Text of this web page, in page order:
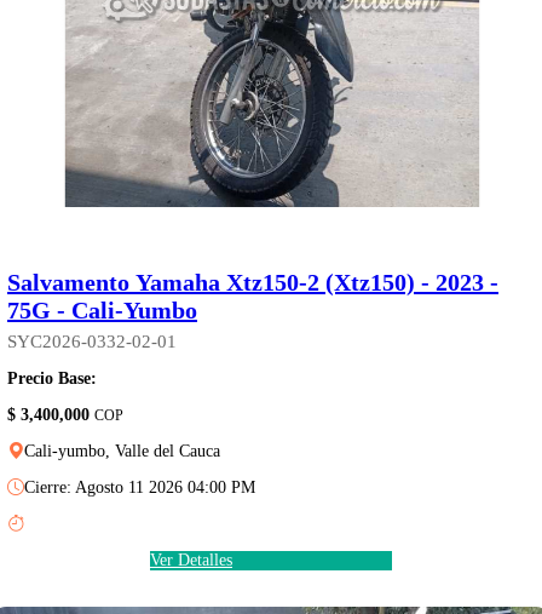
Salvamento Yamaha Xtz150-2 (Xtz150) - 2023 -
75G - Cali-Yumbo
SYC2026-0332-02-01
Precio Base:
$ 3,400,000 COP
Cali-yumbo, Valle del Cauca
Cierre: Agosto 11 2026 04:00 PM
Ver Detalles